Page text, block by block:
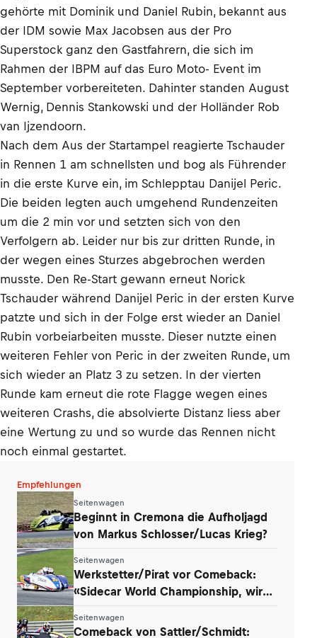
gehörte mit Dominik und Daniel Rubin, bekannt aus
der IDM sowie Max Jacobsen aus der Pro
Superstock ganz den Gastfahrern, die sich im
Rahmen der IBPM auf das Euro Moto- Event im
September vorbereiteten. Dahinter standen August
Wernig, Dennis Stankowski und der Holländer Rob
van Ijzendoorn.
Nach dem Aus der Startampel reagierte Tschauder
in Rennen 1 am schnellsten und bog als Führender
in die erste Kurve ein, im Schlepptau Danijel Peric.
Die beiden legten auch umgehend Rundenzeiten
um die 2 min vor und setzten sich von den
Verfolgern ab. Leider nur bis zur dritten Runde, in
der wegen eines Sturzes abgebrochen werden
musste. Den Re-Start gewann erneut Norick
Tschauder während Danijel Peric in der ersten Kurve
patzte und sich in der Folge erst wieder an Daniel
Rubin vorbeiarbeiten musste. Dieser nutzte einen
weiteren Fehler von Peric in der zweiten Runde, um
sich wieder an Platz 3 zu setzen. In der vierten
Runde kam erneut die rote Flagge wegen eines
weiteren Crashs, die absolvierte Distanz liess aber
eine Wertung zu und so wurde das Rennen nicht
noch einmal gestartet.
Empfehlungen
Seitenwagen
Beginnt in Cremona die Aufholjagd
von Markus Schlosser/Lucas Krieg?
Seitenwagen
Werkstetter/Pirat vor Comeback:
«Sidecar World Championship, wir
Seitenwagen
Comeback von Sattler/Schmidt: